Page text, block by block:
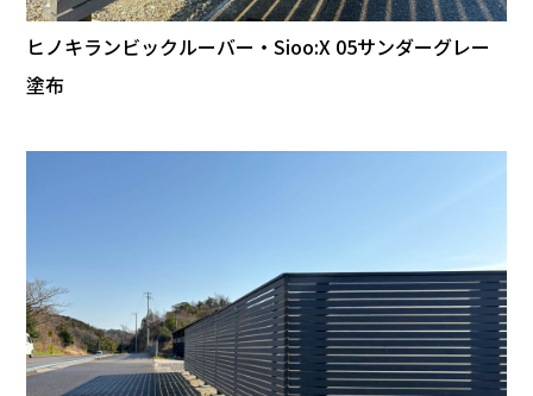
ヒノキランビックルーバー・Sioo:X 05サンダーグレー
塗布